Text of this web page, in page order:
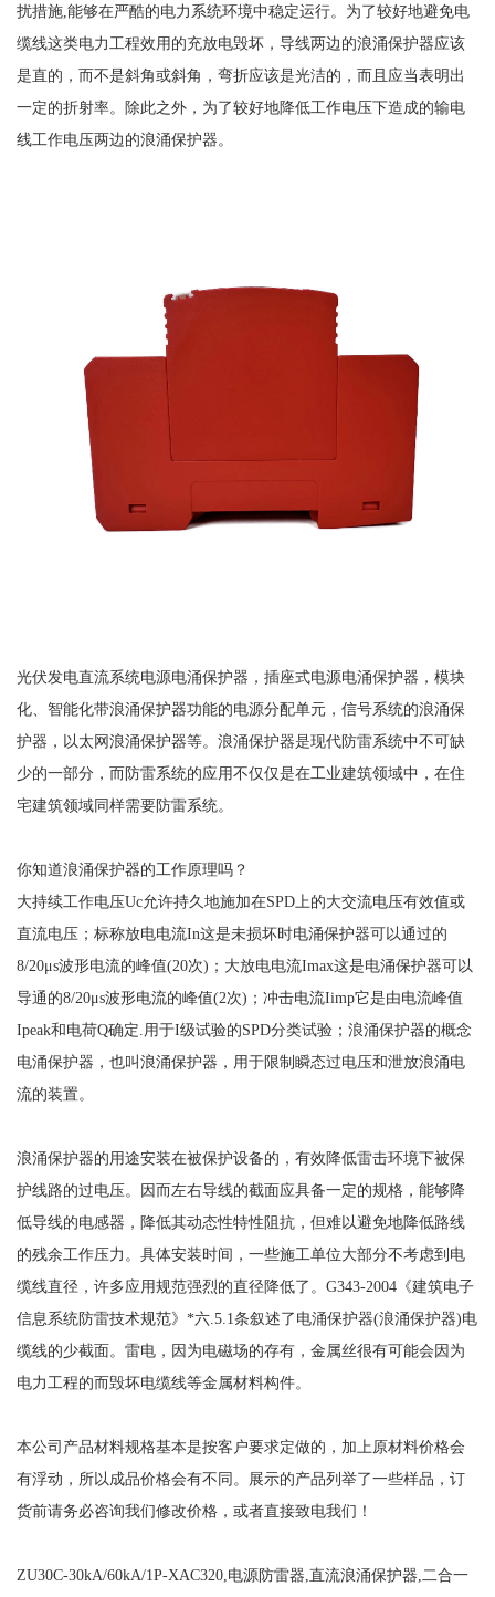
扰措施,能够在严酷的电力系统环境中稳定运行。为了较好地避免电
缆线这类电力工程效用的充放电毁坏，导线两边的浪涌保护器应该
是直的，而不是斜角或斜角，弯折应该是光洁的，而且应当表明出
一定的折射率。除此之外，为了较好地降低工作电压下造成的输电
线工作电压两边的浪涌保护器。
光伏发电直流系统电源电涌保护器，插座式电源电涌保护器，模块
化、智能化带浪涌保护器功能的电源分配单元，信号系统的浪涌保
护器，以太网浪涌保护器等。浪涌保护器是现代防雷系统中不可缺
少的一部分，而防雷系统的应用不仅仅是在工业建筑领域中，在住
宅建筑领域同样需要防雷系统。
你知道浪涌保护器的工作原理吗？
大持续工作电压Uc允许持久地施加在SPD上的大交流电压有效值或
直流电压；标称放电电流In这是未损坏时电涌保护器可以通过的
8/20μs波形电流的峰值(20次)；大放电电流Imax这是电涌保护器可以
导通的8/20μs波形电流的峰值(2次)；冲击电流Iimp它是由电流峰值
Ipeak和电荷Q确定.用于I级试验的SPD分类试验；浪涌保护器的概念
电涌保护器，也叫浪涌保护器，用于限制瞬态过电压和泄放浪涌电
流的装置。
浪涌保护器的用途安装在被保护设备的 ， 有效降低雷击环境下被保
护线路的过电压。因而左右导线的截面应具备一定的规格，能够降
低导线的电感器，降低其动态性特性阻抗，但难以避免地降低路线
的残余工作压力。具体安装时间，一些施工单位大部分不考虑到电
缆线直径，许多应用规范强烈的直径降低了。 G343-2004《建筑电子
信息系统防雷技术规范》*六.5.1条叙述了电涌保护器(浪涌保护器)电
缆线的少截面。雷电，因为电磁场的存有，金属丝很有可能会因为
电力工程的而毁坏电缆线等金属材料构件。
本公司 产品材料规格基本是按客户要求定做的，加上原材料价格会
有浮动，所以成品价格会有不同。展示的产品列举了一些样品，订
货前请务必咨询我们修改价格，或者直接致电我们！
ZU30C-30kA/60kA/1P-XAC320,电源防雷器,直流浪涌保护器,二合一